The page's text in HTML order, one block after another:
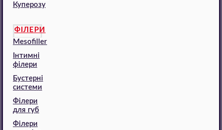
Куперозу
ФІЛЕРИ
Mesofiller
Інтимні
філери
Бустерні
системи
Філери
для губ
Філери